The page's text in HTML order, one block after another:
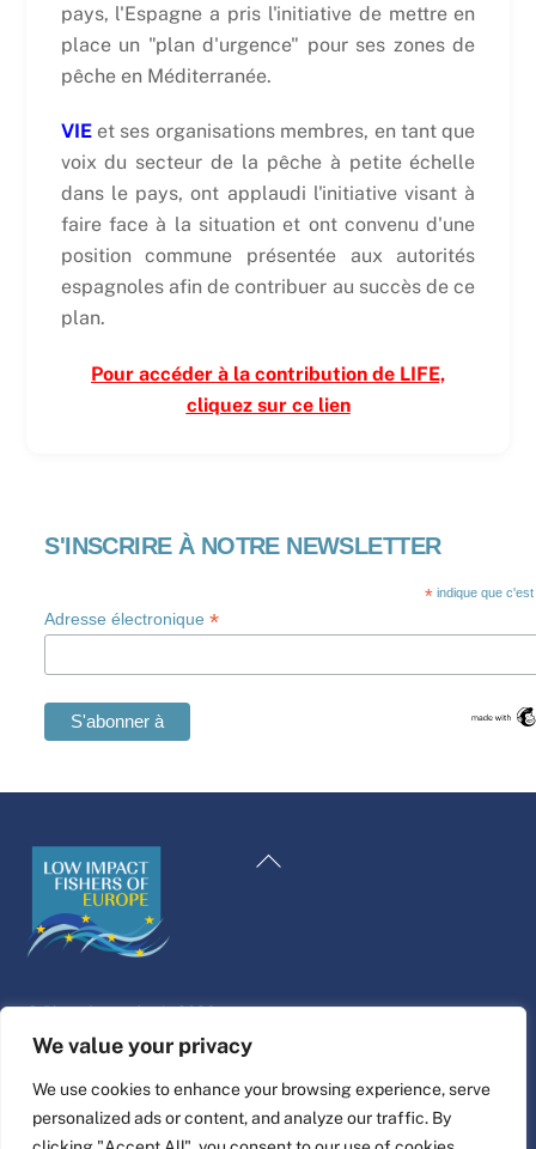
We value your privacy
We use cookies to enhance your browsing experience, serve
personalized ads or content, and analyze our traffic. By
pays, l'Espagne a pris l'initiative de mettre en
place un "plan d'urgence" pour ses zones de
pêche en Méditerranée.
VIEet ses organisations membres, en tant que
voix du secteur de la pêche à petite échelle
dans le pays, ont applaudi l'initiative visant à
faire face à la situation et ont convenu d'une
position commune présentée aux autorités
espagnoles afin de contribuer au succès de ce
plan.
Pour accéder à la contribution de LIFE,
cliquez sur ce lien
S'INSCRIRE À NOTRE NEWSLETTER
* indique que
Adresse électronique*
Retour
©Plate-forme de vie2026
Conception et réalisation du site web par
Connectez-vous à
Dutch
Swedish